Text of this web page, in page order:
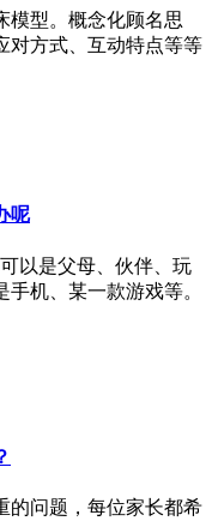
模型。概念化顾名思
对方式、互动特点等等
呢
以是父母、伙伴、玩
机、某一款游戏等。
的问题，每位家长都希